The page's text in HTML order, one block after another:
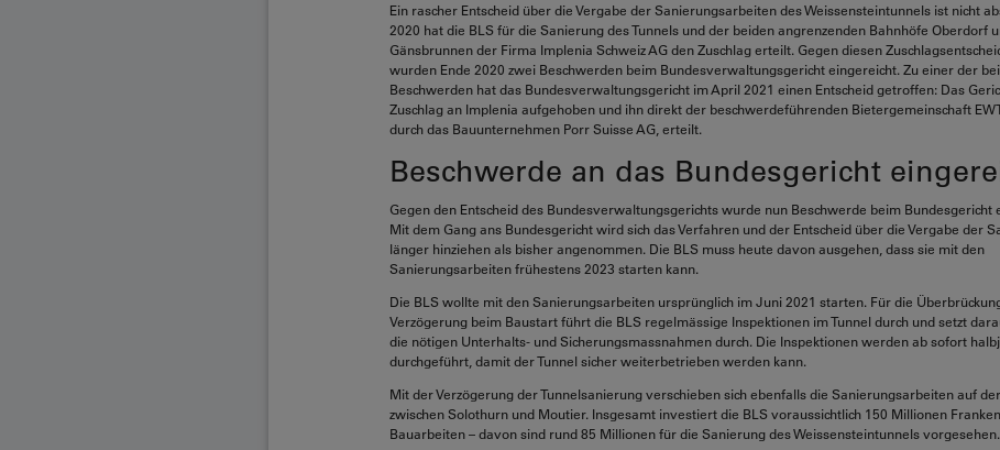
Ein rascher Entscheid über die Vergabe der Sanierungsarbeiten des Weissensteintunnels ist nicht
2020 hat die BLS für die Sanierung des Tunnels und der beiden angrenzenden Bahnhöfe Oberdorf
Gänsbrunnen der Firma Implenia Schweiz AG den Zuschlag erteilt. Gegen diesen
wurden Ende 2020 zwei Beschwerden beim Bundesverwaltungsgericht eingereicht. Zu einer der
Beschwerden hat das Bundesverwaltungsgericht im April 2021 einen Entscheid getroffen: Das
Zuschlag an Implenia aufgehoben und ihn direkt der beschwerdeführenden Bietergemeinschaft
durch das Bauunternehmen Porr Suisse AG, erteilt.
Beschwerde an das Bundesgericht
Gegen den Entscheid des Bundesverwaltungsgerichts wurde nun Beschwerde beim Bundesgericht
Mit dem Gang ans Bundesgericht wird sich das Verfahren und der Entscheid über die Vergabe der
länger hinziehen als bisher angenommen. Die BLS muss heute davon ausgehen, dass sie mit den
Sanierungsarbeiten frühestens 2023 starten kann.
Die BLS wollte mit den Sanierungsarbeiten ursprünglich im Juni 2021 starten. Für die
Verzögerung beim Baustart führt die BLS regelmässige Inspektionen im Tunnel durch und setzt
die nötigen Unterhalts- und Sicherungsmassnahmen durch. Die Inspektionen werden ab sofort
durchgeführt, damit der Tunnel sicher weiterbetrieben werden kann.
Mit der Verzögerung der Tunnelsanierung verschieben sich ebenfalls die Sanierungsarbeiten auf
zwischen Solothurn und Moutier. Insgesamt investiert die BLS voraussichtlich 150 Millionen
Bauarbeiten – davon sind rund 85 Millionen für die Sanierung des Weissensteintunnels vorgesehen.